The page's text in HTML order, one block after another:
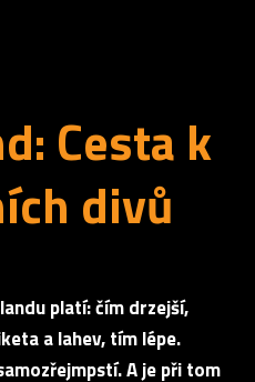
Cesta k
divů
platí: čím drzejší,
a lahev, tím lépe.
A je při tom